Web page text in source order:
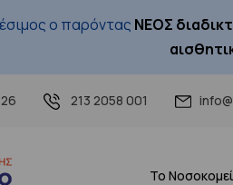
ο παρόντας ΝΕΟΣ
213 2058 001
Το